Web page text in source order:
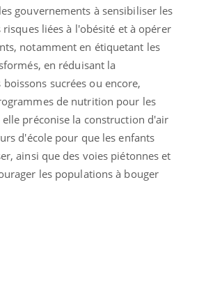
gouvernements à sensibiliser les
liées à l'obésité et à opérer
notamment en étiquetant les
en réduisant la
sucrées ou encore,
de nutrition pour les
préconise la construction d'air
d'école pour que les enfants
ainsi que des voies piétonnes et
les populations à bouger